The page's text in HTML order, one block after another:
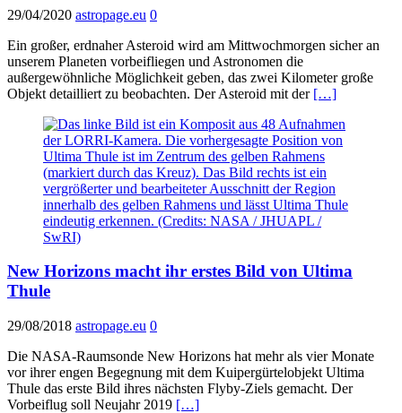
29/04/2020 astropage.eu 0
Ein großer, erdnaher Asteroid wird am Mittwochmorgen sicher an
unserem Planeten vorbeifliegen und Astronomen die
außergewöhnliche Möglichkeit geben, das zwei Kilometer große
Objekt detailliert zu beobachten. Der Asteroid mit der […]
New Horizons macht ihr erstes Bild von Ultima
Thule
29/08/2018 astropage.eu 0
Die NASA-Raumsonde New Horizons hat mehr als vier Monate
vor ihrer engen Begegnung mit dem Kuipergürtelobjekt Ultima
Thule das erste Bild ihres nächsten Flyby-Ziels gemacht. Der
Vorbeiflug soll Neujahr 2019 […]